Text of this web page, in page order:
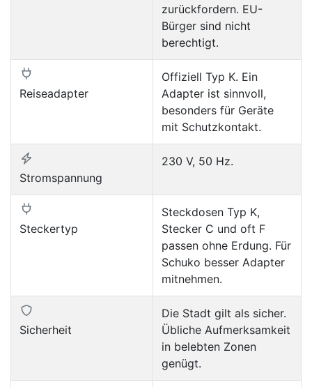
zurückfordern. EU-
Bürger sind nicht
berechtigt.
Reiseadapter
Offiziell Typ K. Ein
Adapter ist sinnvoll,
besonders für Geräte
mit Schutzkontakt.
Stromspannung
230 V, 50 Hz.
Steckertyp
Steckdosen Typ K,
Stecker C und oft F
passen ohne Erdung. Für
Schuko besser Adapter
mitnehmen.
Sicherheit
Die Stadt gilt als sicher.
Übliche Aufmerksamkeit
in belebten Zonen
genügt.